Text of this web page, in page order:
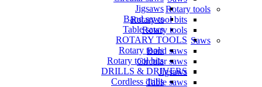
Jigsaws
Band saws
Table saws
ROTARY TOOLS
Rotary tools
Rotary tool bits
DRILLS & DRIVERS
Cordless drills
Rotary tools
Rotary tool bits
Rotary tools
Saws
Band saws
Circular saws
Jigsaws
Table saws